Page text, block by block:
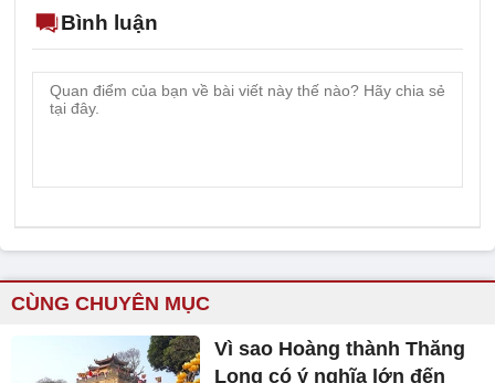
Bình luận
CÙNG CHUYÊN MỤC
Vì sao Hoàng thành Thăng
Long có ý nghĩa lớn đến